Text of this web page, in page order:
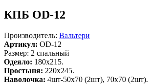
КПБ OD-12
Производитель: Вальтери
Артикул: OD-12
Размер: 2 спальный
Одеяло: 180х215.
Простыня: 220х245.
Наволочка: 4шт-50х70 (2шт), 70х70 (2шт).